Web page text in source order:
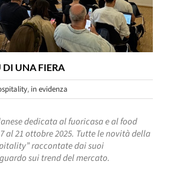
DI UNA FIERA
, in evidenza
dedicata al fuoricasa e al food
al 21 ottobre 2025. Tutte le novità della
raccontate dai suoi
sui trend del mercato.